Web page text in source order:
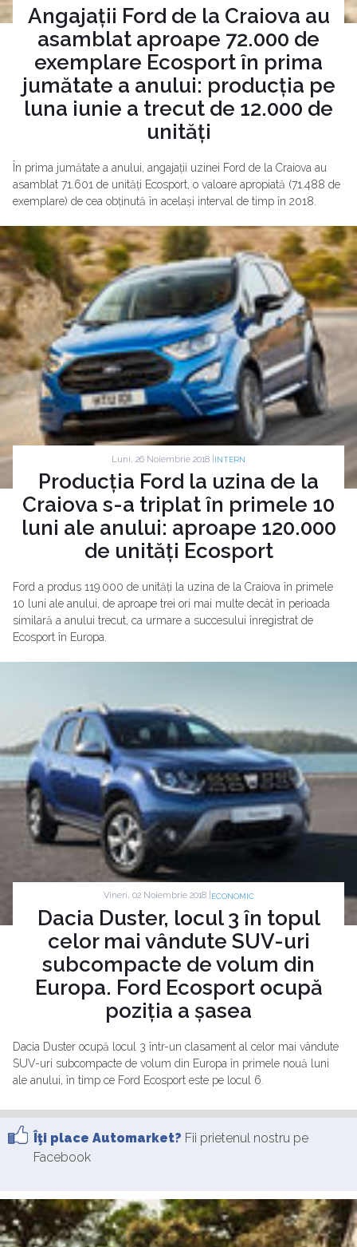
Angajații Ford de la Craiova au
asamblat aproape 72.000 de
exemplare Ecosport în prima
jumătate a anului: producția pe
luna iunie a trecut de 12.000 de
unități
În prima jumătate a anului, angajații uzinei Ford de la Craiova au
asamblat 71.601 de unități Ecosport, o valoare apropiată (71.488 de
exemplare) de cea obținută în același interval de timp în 2018.
Luni, 26 Noiembrie 2018 | INTERN
Producția Ford la uzina de la
Craiova s-a triplat în primele 10
luni ale anului: aproape 120.000
de unități Ecosport
Ford a produs 119.000 de unități la uzina de la Craiova în primele
10 luni ale anului, de aproape trei ori mai multe decât în perioada
similară a anului trecut, ca urmare a succesului înregistrat de
Ecosport în Europa.
Vineri, 02 Noiembrie 2018 | ECONOMIC
Dacia Duster, locul 3 în topul
celor mai vândute SUV-uri
subcompacte de volum din
Europa. Ford Ecosport ocupă
poziția a șasea
Dacia Duster ocupă locul 3 într-un clasament al celor mai vândute
SUV-uri subcompacte de volum din Europa în primele nouă luni
ale anului, în timp ce Ford Ecosport este pe locul 6.
Îţi place Automarket? Fii prietenul nostru pe
Facebook